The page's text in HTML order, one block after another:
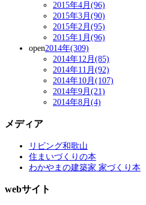
2015年4月(96)
2015年3月(90)
2015年2月(95)
2015年1月(96)
open2014年(309)
2014年12月(85)
2014年11月(92)
2014年10月(107)
2014年9月(21)
2014年8月(4)
メディア
リビング和歌山
住まいづくりの本
わかやまの建築家 家づくり本
webサイト